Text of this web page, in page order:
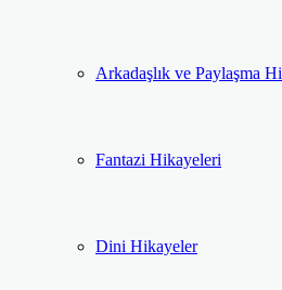
Arkadaşlık ve Paylaşma
Fantazi Hikayeleri
Dini Hikayeler